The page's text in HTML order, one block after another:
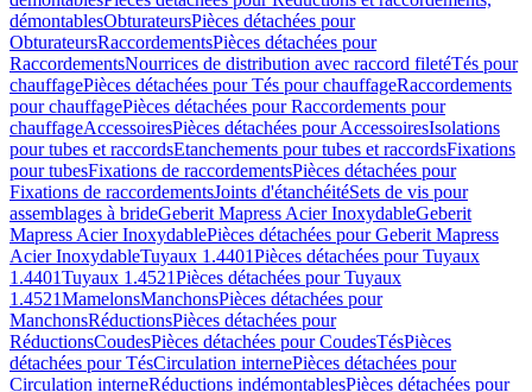
démontablesObturateursPièces détachées pour
ObturateursRaccordementsPièces détachées pour
RaccordementsNourrices de distribution avec raccord filetéTés pour
chauffagePièces détachées pour Tés pour chauffageRaccordements
pour chauffagePièces détachées pour Raccordements pour
chauffageAccessoiresPièces détachées pour AccessoiresIsolations
pour tubes et raccordsEtanchements pour tubes et raccordsFixations
pour tubesFixations de raccordementsPièces détachées pour
Fixations de raccordementsJoints d'étanchéitéSets de vis pour
assemblages à brideGeberit Mapress Acier InoxydableGeberit
Mapress Acier InoxydablePièces détachées pour Geberit Mapress
Acier InoxydableTuyaux 1.4401Pièces détachées pour Tuyaux
1.4401Tuyaux 1.4521Pièces détachées pour Tuyaux
1.4521MamelonsManchonsPièces détachées pour
ManchonsRéductionsPièces détachées pour
RéductionsCoudesPièces détachées pour CoudesTésPièces
détachées pour TésCirculation internePièces détachées pour
Circulation interneRéductions indémontablesPièces détachées pour